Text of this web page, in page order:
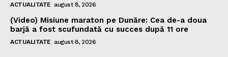
ACTUALITATE august 8, 2026
(Video) Misiune maraton pe Dunăre: Cea de-a doua
barjă a fost scufundată cu succes după 11 ore
ACTUALITATE august 8, 2026